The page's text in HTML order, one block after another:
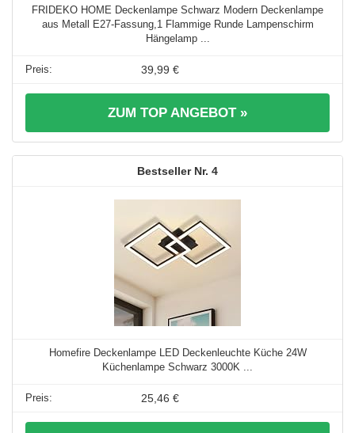
FRIDEKO HOME Deckenlampe Schwarz Modern Deckenlampe
aus Metall E27-Fassung,1 Flammige Runde Lampenschirm
Hängelamp ...
39,99 €
ZUM TOP ANGEBOT »
4
Homefire Deckenlampe LED Deckenleuchte Küche 24W
Küchenlampe Schwarz 3000K ...
25,46 €